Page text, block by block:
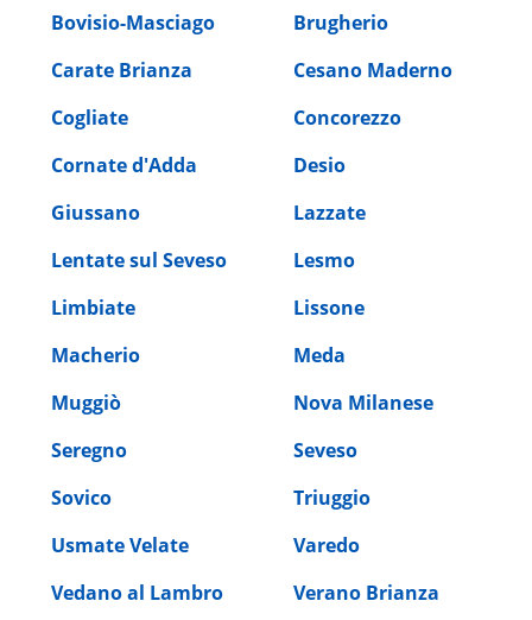
Bovisio-Masciago
Brugherio
Carate Brianza
Cesano Maderno
Cogliate
Concorezzo
Cornate d'Adda
Desio
Giussano
Lazzate
Lentate sul Seveso
Lesmo
Limbiate
Lissone
Macherio
Meda
Muggiò
Nova Milanese
Seregno
Seveso
Sovico
Triuggio
Usmate Velate
Varedo
Vedano al Lambro
Verano Brianza